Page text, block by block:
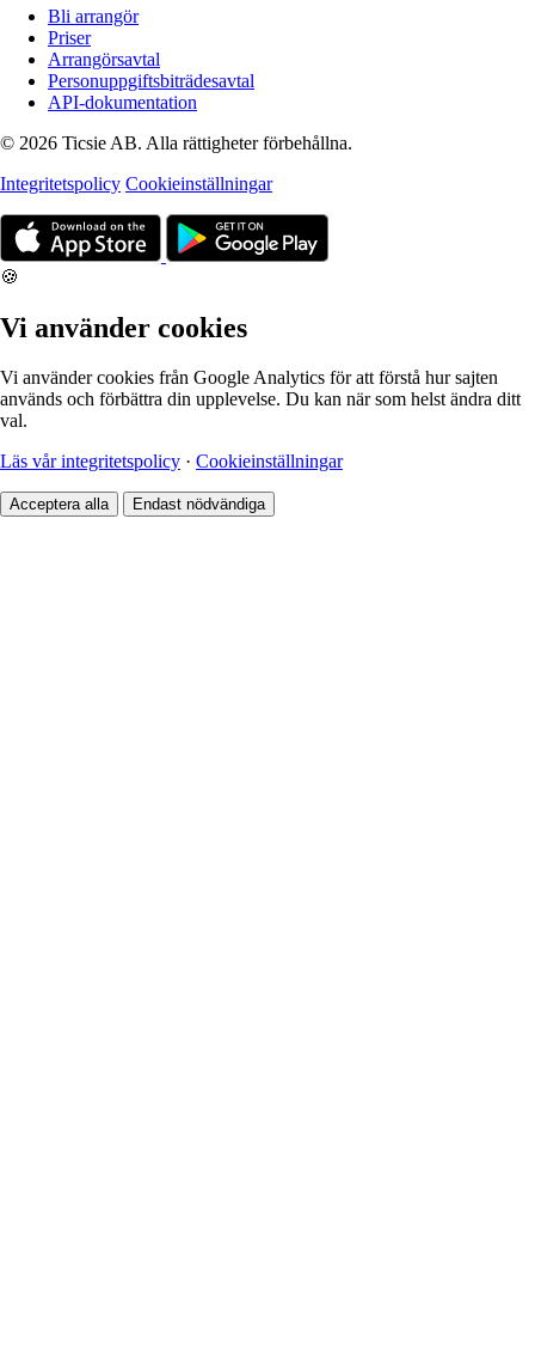
Bli arrangör
Priser
Arrangörsavtal
Personuppgiftsbiträdesavtal
API-dokumentation
© 2026 Ticsie AB. Alla rättigheter förbehållna.
Integritetspolicy Cookieinställningar
🍪
Vi använder cookies
Vi använder cookies från Google Analytics för att förstå hur sajten
används och förbättra din upplevelse. Du kan när som helst ändra ditt
val.
Läs vår integritetspolicy · Cookieinställningar
Acceptera alla Endast nödvändiga